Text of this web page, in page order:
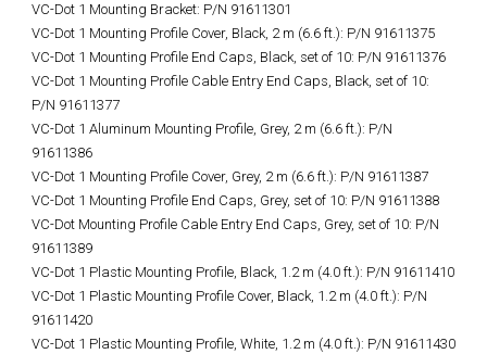
VC-Dot 1 Mounting Bracket: P/N 91611301
VC-Dot 1 Mounting Profile Cover, Black, 2 m (6.6 ft.): P/N 91611375
VC-Dot 1 Mounting Profile End Caps, Black, set of 10: P/N 91611376
VC-Dot 1 Mounting Profile Cable Entry End Caps, Black, set of 10:
P/N 91611377
VC-Dot 1 Aluminum Mounting Profile, Grey, 2 m (6.6 ft.): P/N
91611386
VC-Dot 1 Mounting Profile Cover, Grey, 2 m (6.6 ft.): P/N 91611387
VC-Dot 1 Mounting Profile End Caps, Grey, set of 10: P/N 91611388
VC-Dot Mounting Profile Cable Entry End Caps, Grey, set of 10: P/N
91611389
VC-Dot 1 Plastic Mounting Profile, Black, 1.2 m (4.0 ft.): P/N 91611410
VC-Dot 1 Plastic Mounting Profile Cover, Black, 1.2 m (4.0 ft.): P/N
91611420
VC-Dot 1 Plastic Mounting Profile, White, 1.2 m (4.0 ft.): P/N 91611430